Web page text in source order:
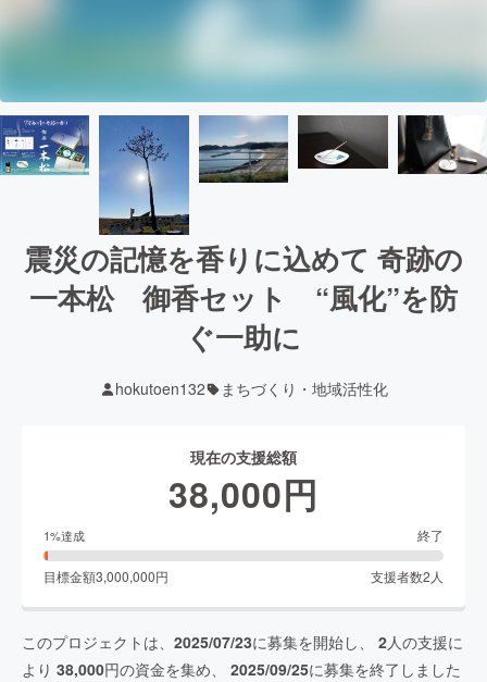
震災の記憶を香りに込めて 奇跡の
一本松 御香セット “風化”を防
ぐ一助に
hokutoen132 まちづくり・地域活性化
現在の支援総額
38,000円
1%達成 終了
目標金額3,000,000円 支援者数2 人
このプロジェクトは、 2025/07/23に募集を開始し、 2人の支援に
より 38,000円の資金を集め、 2025/09/25に募集を終了しました